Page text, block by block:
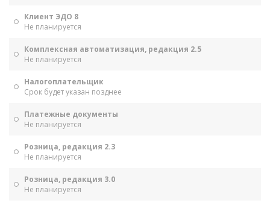
Клиент ЭДО 8
Не планируется
Комплексная автоматизация, редакция 2.5
Не планируется
Налогоплательщик
Срок будет указан позднее
Платежные документы
Не планируется
Розница, редакция 2.3
Не планируется
Розница, редакция 3.0
Не планируется